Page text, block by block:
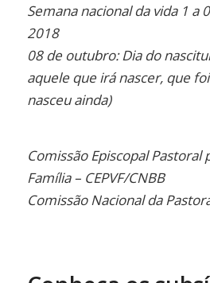
Semana nacional da vida 1 a
2018
08 de outubro: Dia do
aquele que irá nascer, que
nasceu ainda)
Comissão Episcopal Pastoral
Família – CEPVF/CNBB
Comissão Nacional da